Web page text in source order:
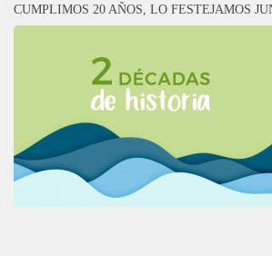
CUMPLIMOS 20 AÑOS, LO FESTEJAMOS